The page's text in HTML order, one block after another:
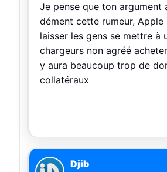
Je pense que ton argument
dément cette rumeur, Apple
laisser les gens se mettre à
chargeurs non agréé
y aura beaucoup trop de
collatéraux
Djib